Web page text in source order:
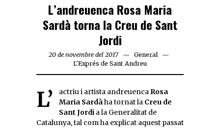
L’andreuenca Rosa Maria
Sardà torna la Creu de Sant
Jordi
20 de novembre del 2017
General
L'Exprés de Sant Andreu
L’actriu i artista andreuenca Rosa
Maria Sardàha tornat la Creu de
Sant Jordi a la Generalitat de
Catalunya, tal com ha explicat aquest passat